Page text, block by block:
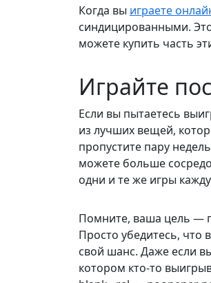
Когда вы играете
синдицированными.
можете купить часть
Играйте
Если вы пытаетесь
из лучших вещей,
пропустите пару
можете больше
одни и те же игры
Помните, ваша цель —
Просто убедитесь, что
свой шанс. Даже если
котором кто-то